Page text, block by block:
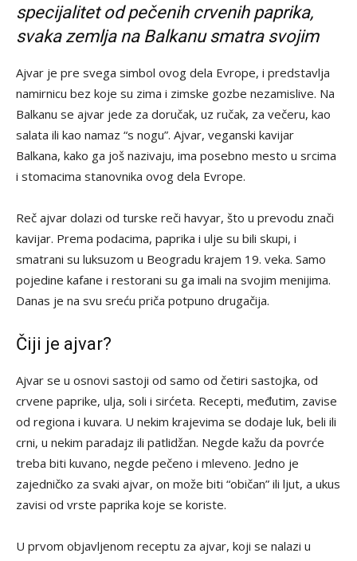
specijalitet od pečenih crvenih paprika,
svaka zemlja na Balkanu smatra svojim
Ajvar je pre svega simbol ovog dela Evrope, i predstavlja
namirnicu bez koje su zima i zimske gozbe nezamislive. Na
Balkanu se ajvar jede za doručak, uz ručak, za večeru, kao
salata ili kao namaz “s nogu”. Ajvar, veganski kavijar
Balkana, kako ga još nazivaju, ima posebno mesto u srcima
i stomacima stanovnika ovog dela Evrope.
Reč ajvar dolazi od turske reči havyar, što u prevodu znači
kavijar. Prema podacima, paprika i ulje su bili skupi, i
smatrani su luksuzom u Beogradu krajem 19. veka. Samo
pojedine kafane i restorani su ga imali na svojim menijima.
Danas je na svu sreću priča potpuno drugačija.
Čiji je ajvar?
Ajvar se u osnovi sastoji od samo od četiri sastojka, od
crvene paprike, ulja, soli i sirćeta. Recepti, međutim, zavise
od regiona i kuvara. U nekim krajevima se dodaje luk, beli ili
crni, u nekim paradajz ili patlidžan. Negde kažu da povrće
treba biti kuvano, negde pečeno i mleveno. Jedno je
zajedničko za svaki ajvar, on može biti “običan” ili ljut, a ukus
zavisi od vrste paprika koje se koriste.
U prvom objavljenom receptu za ajvar, koji se nalazi u